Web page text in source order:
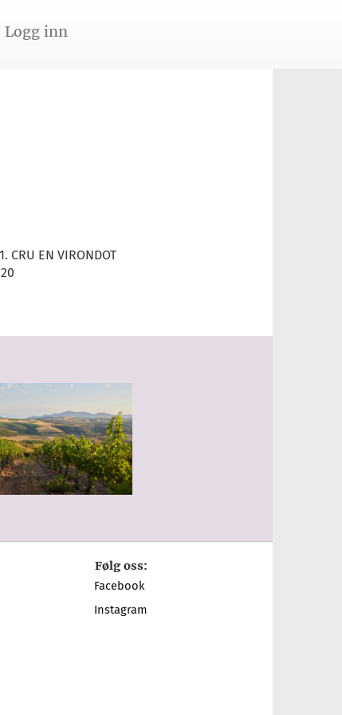
Logg inn
CRU EN VIRONDOT
Følg oss:
Facebook
Instagram